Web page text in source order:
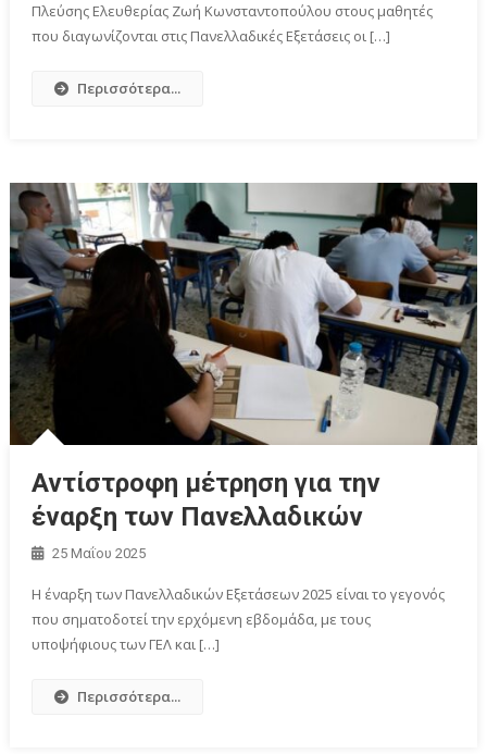
Πλεύσης Ελευθερίας Ζωή Κωνσταντοπούλου στους μαθητές
που διαγωνίζονται στις Πανελλαδικές Εξετάσεις οι […]
Περισσότερα...
Αντίστροφη μέτρηση για την
έναρξη των Πανελλαδικών
25 Μαΐου 2025
Η έναρξη των Πανελλαδικών Εξετάσεων 2025 είναι το γεγονός
που σηματοδοτεί την ερχόμενη εβδομάδα, με τους
υποψήφιους των ΓΕΛ και […]
Περισσότερα...